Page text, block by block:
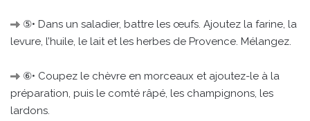
⑤• Dans un saladier, battre les œufs. Ajoutez la farine, la
levure, l’huile, le lait et les herbes de Provence. Mélangez.
⑥• Coupez le chèvre en morceaux et ajoutez-le à la
préparation, puis le comté râpé, les champignons, les
lardons.